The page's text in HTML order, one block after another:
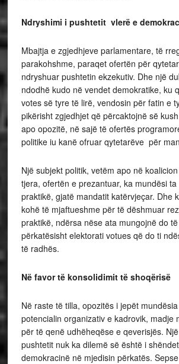
Ndryshimi i pushtetit vlerë e
Mbajtja e zgjedhjeve parlamentare, të
parakohshme, paraqet ofertën për
ndryshuar pushtetin ekzekutiv. Dhe një
ndodhë kudo në vendet demokratike, ku
votes së tyre të lirë, vendosin për fatin e
pikërisht zgjedhjet që përcaktojnë së
apo opozitë, në sajë të ofertës
politike iu kanë ofruar qytetarëve për
Një subjekt politik, vetëm apo në
tjera, ofertën e prezantuar, ka mundësi
praktikë, gjatë mandatit katërvjeçar. Dhe
kohë të mjaftueshme për të dëshmuar
praktikë, ndërsa nëse ata mungojnë do
përkatësisht elektorati votues që do ti
të radhës.
Në favor të konsolidimit të shoqërisë
Në raste të tilla, opozitës i jepët
potencialin organizativ e kadrovik, madje
për të qenë udhëheqëse e qeverisjës.
pushtetit nuk ka dilemë së është i
demokracinë në mjedisin përkatës.